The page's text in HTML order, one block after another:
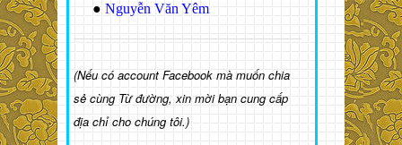
● Nguyễn Văn Yêm
(Nếu có account Facebook mà muốn chia
sẻ cùng Từ đường, xin mời bạn cung cấp
địa chỉ cho chúng tôi.)